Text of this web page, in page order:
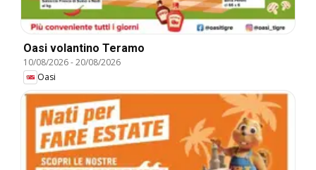
Oasi volantino Teramo
10/08/2026-20/08/2026
Oasi